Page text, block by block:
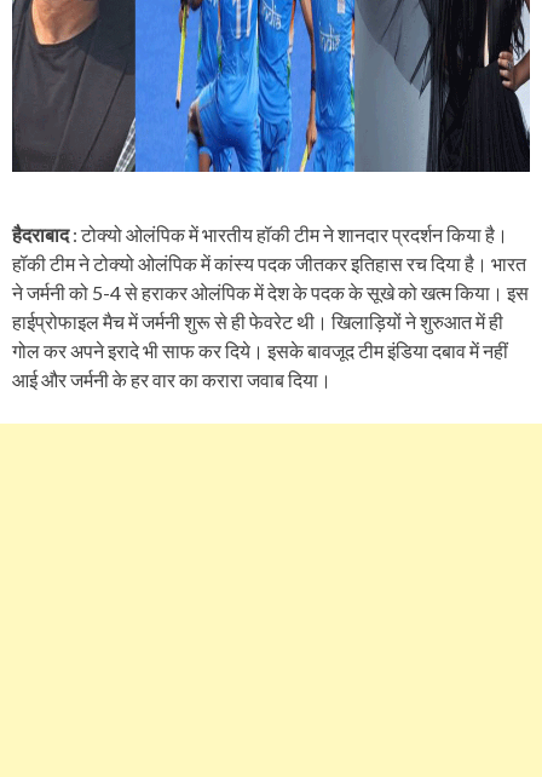
हैदराबाद: टोक्यो ओलंपिक में भारतीय हॉकी टीम ने शानदार प्रदर्शन किया है।
हॉकी टीम ने टोक्यो ओलंपिक में कांस्य पदक जीतकर इतिहास रच दिया है। भारत
ने जर्मनी को 5-4 से हराकर ओलंपिक में देश के पदक के सूखे को खत्म किया। इस
हाईप्रोफाइल मैच में जर्मनी शुरू से ही फेवरेट थी। खिलाड़ियों ने शुरुआत में ही
गोल कर अपने इरादे भी साफ कर दिये। इसके बावजूद टीम इंडिया दबाव में नहीं
आई और जर्मनी के हर वार का करारा जवाब दिया।